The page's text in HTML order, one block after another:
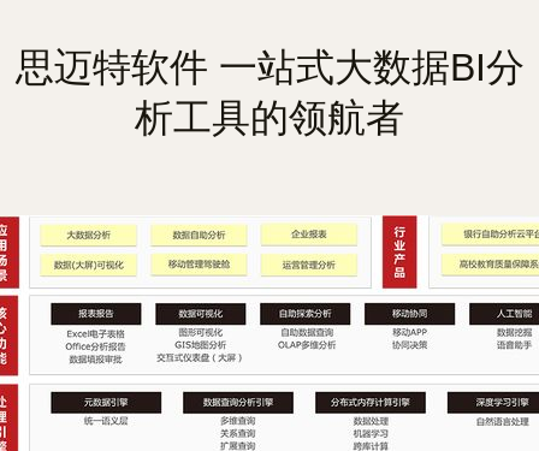
思迈特软件 一站式大数据BI分
析工具的领航者